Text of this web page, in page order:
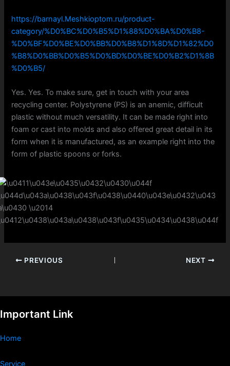
https://barnayl.Meshkioptom.ru/product-
category/%D0%BC%D0%B5%D1%88%D0%BA%D0%B8-
%D0%BF%D0%BE%D0%BB%D0%B8%D1%8D%D1%82%D0
%B8%D0%BB%D0%B5%D0%BD%D0%BE%D0%B2%D1%8B
%D0%B5/
Yes. Yes. To make sure, get in touch with your area
recycling center. Polystyrene (PS) is an anemic, difficult
plastic without much versatility. It can be made right into
foam or cast into molds and also offered great detail in its
form when it is manufactured, as an example right into the
form of plastic spoons or forks.
PREVIOUS NEXT
Important Link
Home
Service